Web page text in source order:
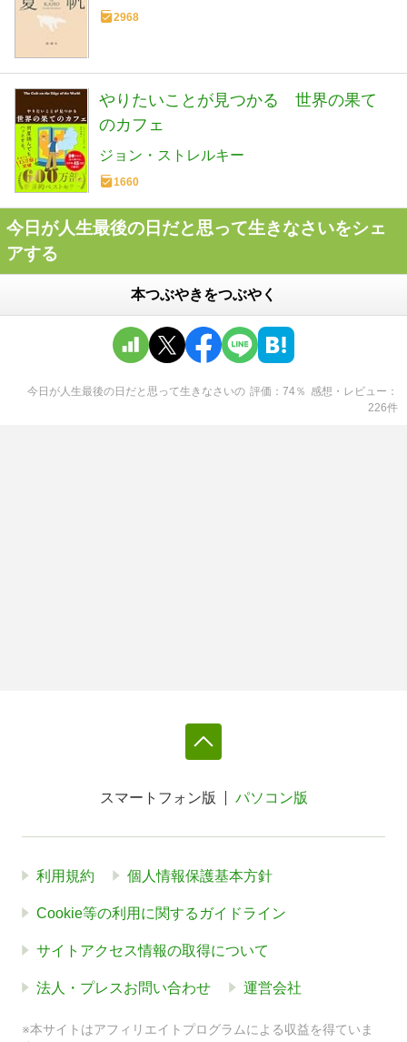
2968
やりたいことが見つかる 世界の果て
のカフェ
ジョン・ストレルキー
1660
今日が人生最後の日だと思って生きなさいをシェ
アする
本つぶやきをつぶやく
今日が人生最後の日だと思って生きなさいの 評価 74％ 感想・レビュー
226件
スマートフォン版 パソコン版
利用規約 個人情報保護基本方針
Cookie等の利用に関するガイドライン
サイトアクセス情報の取得について
法人・プレスお問い合わせ 運営会社
※本サイトはアフィリエイトプログラムによる収益を得ていま